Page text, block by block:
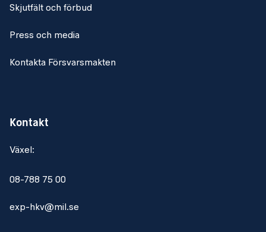
Skjutfält och förbud
Press och media
Kontakta Försvarsmakten
Kontakt
Växel:
08-788 75 00
exp-hkv@mil.se